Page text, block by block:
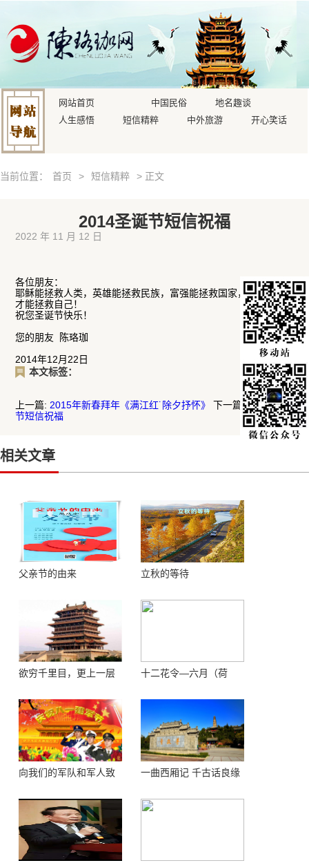
网站首页 中国民俗
地名趣谈
人生感悟
短信精粹 中外旅游 开心笑话
当前位置： 首页 > 短信精粹 > 正文
2014圣诞节短信祝福
2022 年 11 月 12 日
各位朋友：
耶稣能拯救人类，英雄能拯救民族，富强能拯救国家，只有自己
才能拯救自己！
祝您圣诞节快乐！
您的朋友 陈珞珈
2014年12月22日
本文标签：
上一篇: 2015年新春拜年《满江红˙除夕抒怀》 下一篇:2014中秋
节短信祝福
相关文章
父亲节的由来 立秋的等待
欲穷千里目，更上一层
十二花令—六月（荷
向我们的军队和军人致
一曲西厢记 千古话良缘